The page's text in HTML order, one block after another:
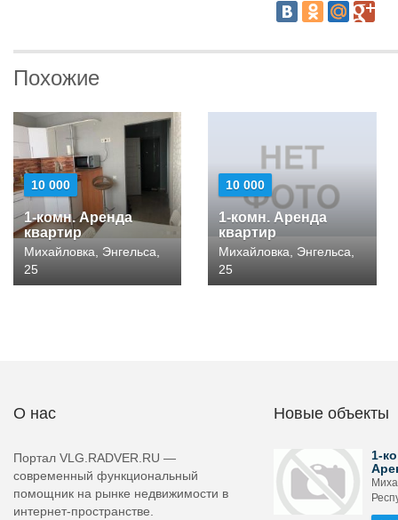
Похожие
10 000
1-комн. Аренда
квартир
Михайловка, Энгельса,
25
10 000
1-комн. Аренда
квартир
Михайловка, Энгельса,
25
О нас
Портал VLG.RADVER.RU —
современный функциональный
помощник на рынке недвижимости в
интернет-пространстве.
Новые объекты
1-